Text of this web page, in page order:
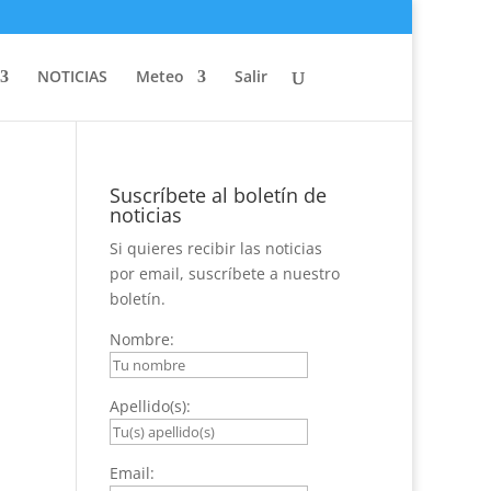
NOTICIAS Meteo Salir
Suscríbete al boletín de
noticias
Si quieres recibir las noticias
por email, suscríbete a nuestro
boletín.
Nombre:
Apellido(s):
Email: